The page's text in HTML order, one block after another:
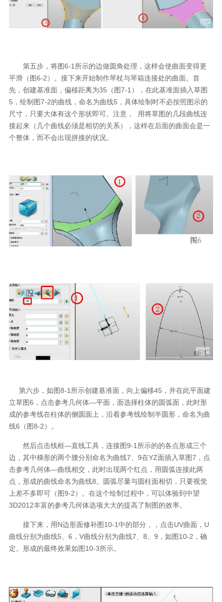
第五步，将图6-1所示的边做圆角处理，这样会使曲面变得更
平滑（图6-2）。接下来开始制作琴杖与琴箱连接处的曲面。首
先，创建基准面，偏移距离为35（图7-1），在此基准面插入草图
5，绘制图7-2的曲线，命名为曲线5，具体绘制时不必按照图示的
尺寸，只要大体有这个形状即可。注意，
用将草图的几段曲线连
接起来（几个曲线必须是相切的关系），这样在后面的曲面会是一
个整体，而不会出现拼接的状况。
第六步，如图8-1所示创建基准面，向上偏移45，并在此平面建
立草图6，点击参考几何体—平面，面选择柱体的圆弧面，此时形
成的参考线在柱体的侧圆面上，沿着参考线绘制半圆形，命名为曲
线6（图8-2）。
然后点击线框—直线工具，连接图9-1所示的的各点形成三个
边，其中梯形的两个腰分别命名为曲线7、9在YZ面插入草图7，点
击参考几何体—曲线相交，此时出现两个红点，用圆弧连接此两
点，形成的曲线命名为曲线8。圆弧尽量与圆柱面相切，只要视觉
上差不多即可（图9-2）。在这个绘制过程中，可以体验到中望
3D2012丰富的参考几何体选项大大的提高了制图的效率。
接下来，用N边形面修补图10-1中的部分，，点击UV曲面，U
曲线分别为曲线5、6，V曲线分别为曲线7、8、9，如图10-2，确
定。形成的最终效果如图10-3所示。